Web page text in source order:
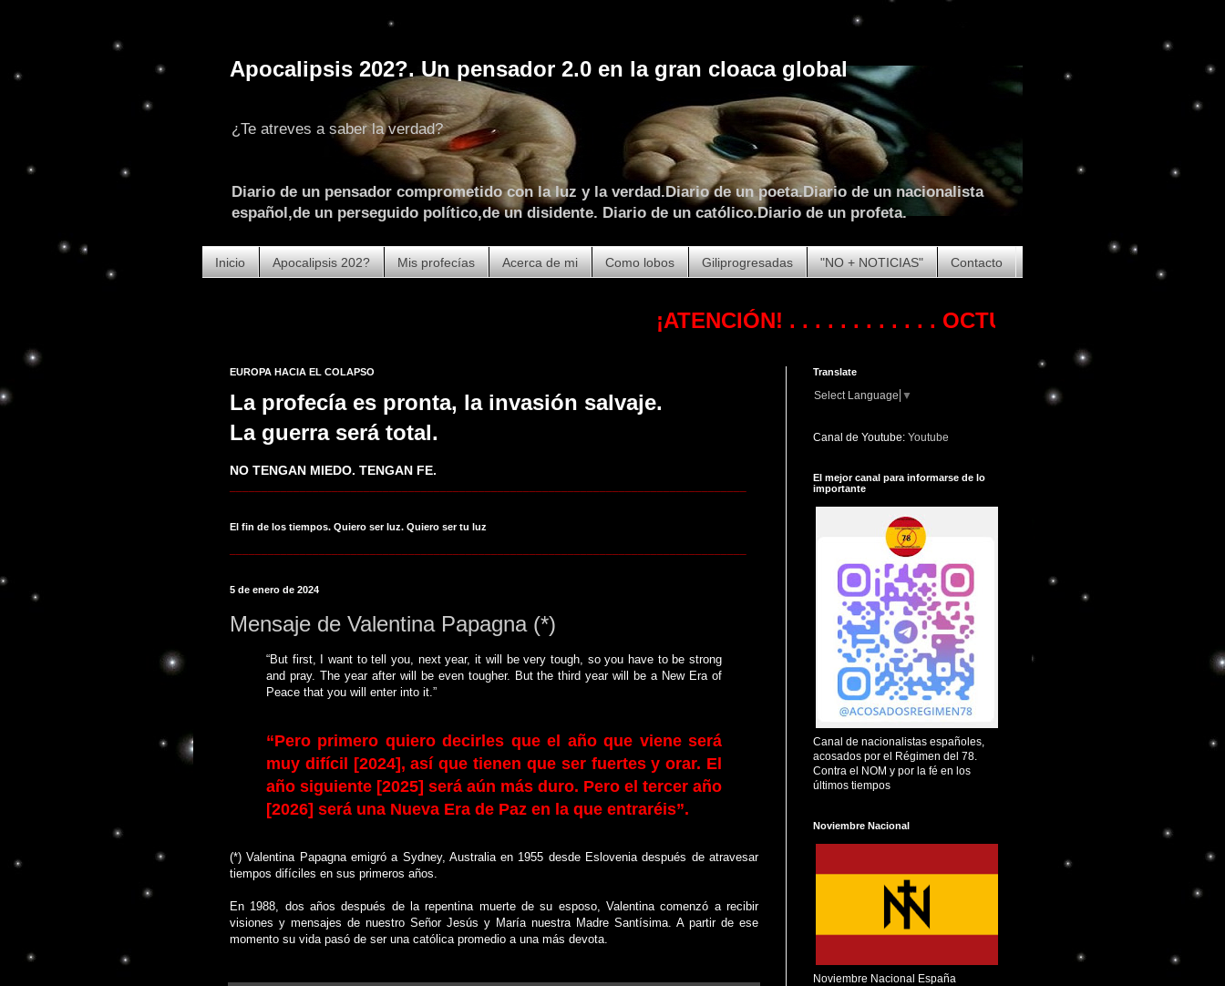
Apocalipsis 202?. Un pensador 2.0 en la gran cloaca global
¿Te atreves a saber la verdad?
Diario de un pensador comprometido con la luz y la verdad.Diario de un poeta.Diario de un nacionalista
español,de un perseguido político,de un disidente. Diario de un católico.Diario de un profeta.
Inicio Apocalipsis 202? Mis profecías Acerca de mi Como lobos Giliprogresadas "NO + NOTICIAS" Contacto
¡ATENCIÓN!. . . . . . . . . . . . OCTUBRE DE 2023. COMIENZA
EUROPA HACIA EL COLAPSO
La profecía es pronta, la invasión salvaje.
La guerra será total.
NO TENGAN MIEDO. TENGAN FE.
El fin de los tiempos. Quiero ser luz. Quiero ser tu luz
5 de enero de 2024
Mensaje de Valentina Papagna (*)
“But first, I want to tell you, next year, it will be very tough, so you have to be strong
and pray. The year after will be even tougher. But the third year will be a New Era of
Peace that you will enter into it.”
“Pero primero quiero decirles que el año que viene será
muy difícil [2024], así que tienen que ser fuertes y orar. El
año siguiente [2025] será aún más duro. Pero el tercer año
[2026] será una Nueva Era de Paz en la que entraréis”.
(*) Valentina Papagna emigró a Sydney, Australia en 1955 desde Eslovenia después de atravesar
tiempos difíciles en sus primeros años.
En 1988, dos años después de la repentina muerte de su esposo, Valentina comenzó a recibir
visiones y mensajes de nuestro Señor Jesús y María nuestra Madre Santísima. A partir de ese
momento su vida pasó de ser una católica promedio a una más devota.
Translate
Select Language ▼
Canal de Youtube: Youtube
El mejor canal para informarse de lo
importante
Canal de nacionalistas españoles,
acosados por el Régimen del 78.
Contra el NOM y por la fé en los
últimos tiempos
Noviembre Nacional
Noviembre Nacional España